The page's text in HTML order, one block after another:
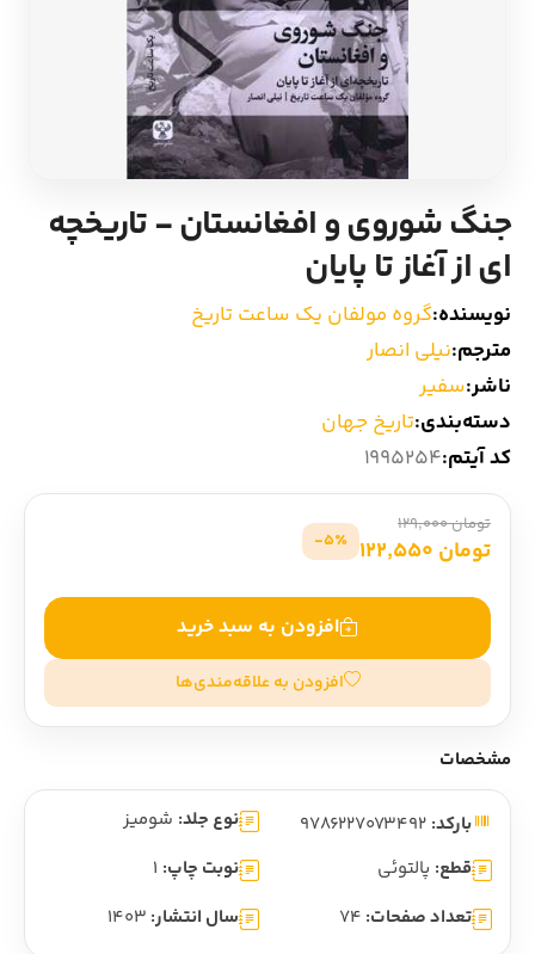
سایر کشورهای اروپا
داستان کوتاه
شعر و متون کهن
ادبیات
جنگ شوروی و افغانستان - تاریخچه
ای از آغاز تا پایان
نویسنده:گروه مولفان یک ساعت تاریخ
مترجم:نیلی انصار
ناشر:سفیر
دسته‌بندی:تاریخ جهان
کد آیتم:1995254
تومان 129,000
تومان 122,550 5٪-
افزودن به سبد خرید
افزودن به علاقه‌مندی‌ها
مشخصات
بارکد: نوع جلد: شومیز
قطع: پالتوئی نوبت چاپ: 1
تعداد صفحات: 74 سال انتشار: 1403